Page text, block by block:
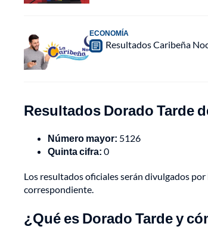
ECONOMÍA
Resultados Caribeña
Resultados Dorado Tarde
Número mayor: 5126
Quinta cifra: 0
Los resultados oficiales serán divulgados
correspondiente.
¿Qué es Dorado Tarde y